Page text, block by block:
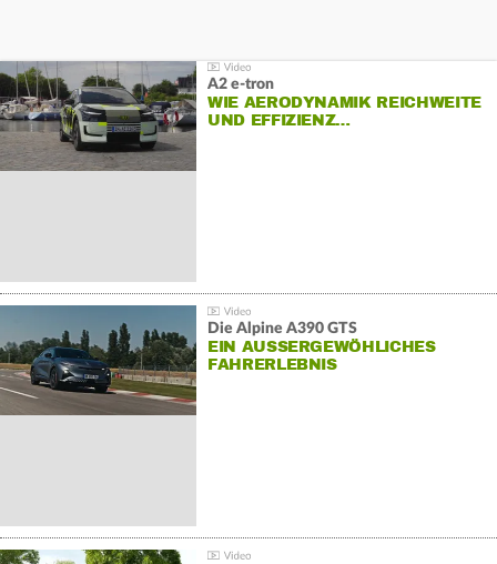
A2 e-tron
WIE AERODYNAMIK REICHWEITE
UND EFFIZIENZ…
Die Alpine A390 GTS
EIN AUSSERGEWÖHLICHES F
AHRERLEBNIS